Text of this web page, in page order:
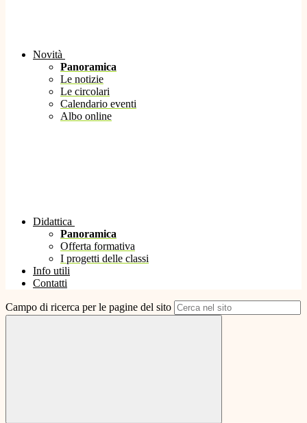
Novità
Panoramica
Le notizie
Le circolari
Calendario eventi
Albo online
Didattica
Panoramica
Offerta formativa
I progetti delle classi
Info utili
Contatti
Campo di ricerca per le pagine del sito